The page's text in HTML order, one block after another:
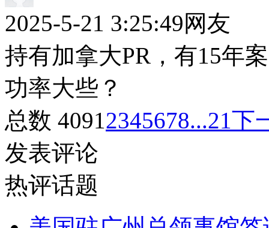
2025-5-21 3:25:49网友
持有加拿大PR，有15年
功率大些？
总数 40912345678...21下
发表评论
热评话题